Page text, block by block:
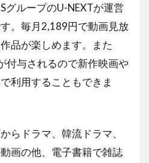
グループのU-NEXTが運営
。毎月2,189円で動画見放
品が楽しめます。また
付与されるので新作映画や
利用することもできま
らドラマ、韓流ドラマ、
画の他、電子書籍で雑誌